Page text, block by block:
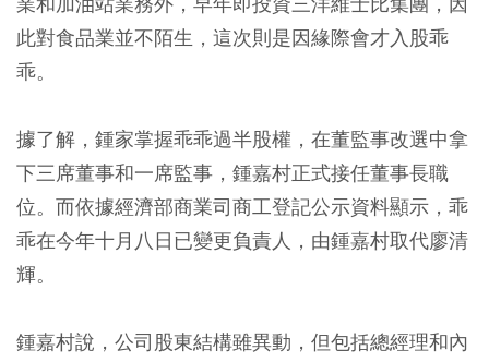
此對食品業並不陌生，這次則是因緣際會才入股乖
乖。
據了解，鍾家掌握乖乖過半股權，在董監事改選中拿
下三席董事和一席監事，鍾嘉村正式接任董事長職
位。而依據經濟部商業司商工登記公示資料顯示，乖
乖在今年十月八日已變更負責人，由鍾嘉村取代廖清
輝。
鍾嘉村說，公司股東結構雖異動，但包括總經理和內